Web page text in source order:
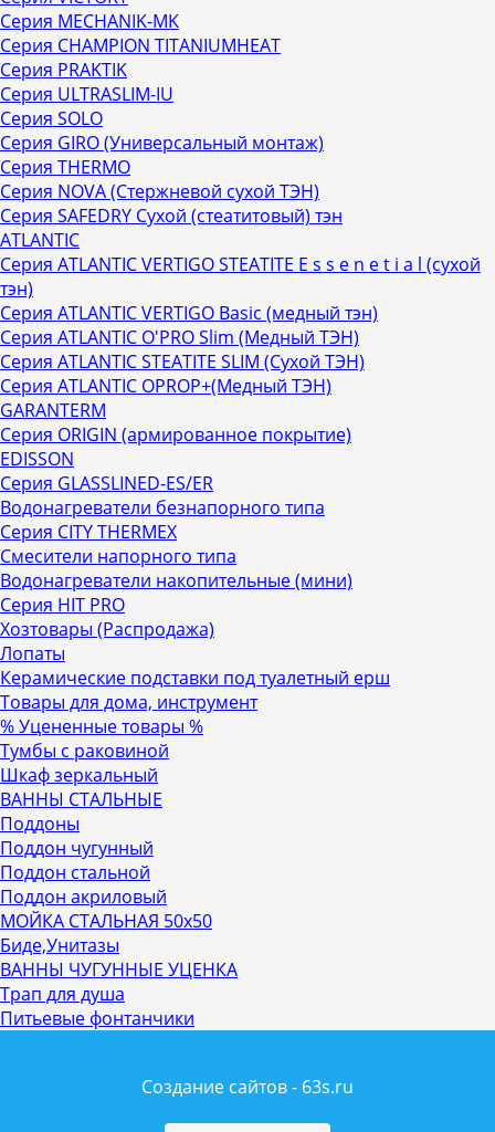
Серия MECHANIK-MK
Серия CHAMPION TITANIUMHEAT
Серия PRAKTIK
Серия ULTRASLIM-IU
Серия SOLO
Серия GIRO (Универсальный монтаж)
Серия THERMO
Серия NOVA (Стержневой сухой ТЭН)
Серия SAFEDRY Сухой (стеатитовый) тэн
ATLANTIC
Серия ATLANTIC VERTIGO STEATITE E s s e n е t i a l (сухой
тэн)
Серия ATLANTIC VERTIGO Basic (медный тэн)
Серия ATLANTIC O'PRO Slim (Медный ТЭН)
Серия ATLANTIC STEATITE SLIM (Сухой ТЭН)
Серия ATLANTIC OPROP+(Медный ТЭН)
GARANTERM
Серия ORIGIN (армированное покрытие)
EDISSON
Серия GLASSLINED-ES/ER
Водонагреватели безнапорного типа
Серия CITY THERMEX
Смесители напорного типа
Водонагреватели накопительные (мини)
Серия HIT PRO
Хозтовары (Распродажа)
Лопаты
Керамические подставки под туалетный ерш
Товары для дома, инструмент
% Уцененные товары %
Тумбы с раковиной
Шкаф зеркальный
ВАННЫ СТАЛЬНЫЕ
Поддоны
Поддон чугунный
Поддон стальной
Поддон акриловый
МОЙКА СТАЛЬНАЯ 50х50
Биде,Унитазы
ВАННЫ ЧУГУННЫЕ УЦЕНКА
Трап для душа
Питьевые фонтанчики
Создание сайтов - 63s.ru